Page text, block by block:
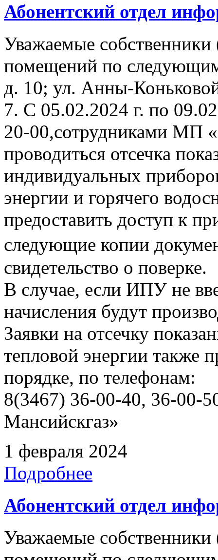
Абонентский отдел
Уважаемые
помещений по
д. 10; ул. Анны-
7. C 05.02.2024 г. по
20-00,сотрудниками МП
проводиться отсечка
индивидуальных
энергии и горячего
предоставить доступ к
следующие копии
свидетельство о поверке.
В случае, если ИПУ не
начисления будут
Заявки на отсечку
тепловой энергии также
порядке, по телефонам:
8(3467) 36-00-40, 36-
Мансийскгаз»
1 февраля 2024
Подробнее
Абонентский отдел
Уважаемые